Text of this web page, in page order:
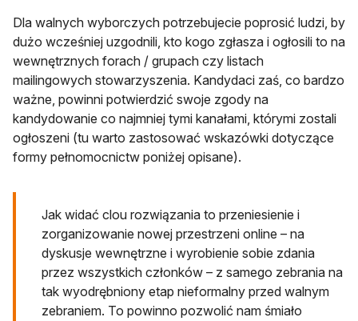
Dla walnych wyborczych potrzebujecie poprosić ludzi, by
dużo wcześniej uzgodnili, kto kogo zgłasza i ogłosili to na
wewnętrznych forach / grupach czy listach
mailingowych stowarzyszenia. Kandydaci zaś, co bardzo
ważne, powinni potwierdzić swoje zgody na
kandydowanie co najmniej tymi kanałami, którymi zostali
ogłoszeni (tu warto zastosować wskazówki dotyczące
formy pełnomocnictw poniżej opisane).
Jak widać clou rozwiązania to przeniesienie i
zorganizowanie nowej przestrzeni online – na
dyskusje wewnętrzne i wyrobienie sobie zdania
przez wszystkich członków – z samego zebrania na
tak wyodrębniony etap nieformalny przed walnym
zebraniem. To powinno pozwolić nam śmiało